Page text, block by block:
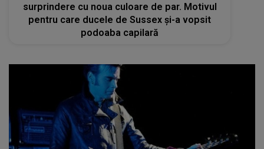
surprindere cu noua culoare de par. Motivul
pentru care ducele de Sussex și-a vopsit
podoaba capilară